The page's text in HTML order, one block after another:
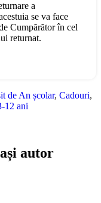
a
se va face
Cumpărător în cel
returnat.
de An școlar, Cadouri,
12 ani
autor